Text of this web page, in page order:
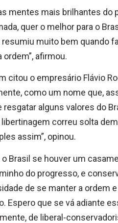
mentes mais brilhantes do
quer o melhor para o
resumiu muito bem quando
afirmou.
citou o empresário Flávio
como um nome que,
resgatar alguns valores do
correu solta
assim”, opinou.
o Brasil se houver um
do progresso, e
de se manter a ordem
Espero que se vá adiante
de liberal-